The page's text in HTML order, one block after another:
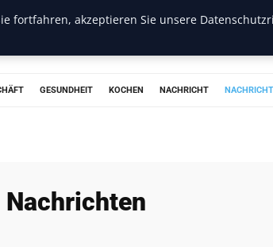
GESUNDHEIT KOCHEN NACHRICHT
Nachrichten
fortfahren, akzeptieren Sie unsere